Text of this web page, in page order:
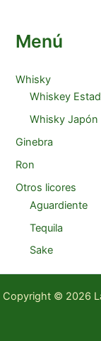
Menú
Whisky
Whiskey
Whisky Japón
Ginebra
Ron
Otros licores
Aguardiente
Tequila
Sake
Copyright © 2026